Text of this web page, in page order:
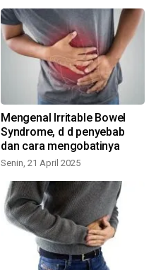
Mengenal Irritable Bowel
Syndrome, d d penyebab
dan cara mengobatinya
Senin, 21 April 2025